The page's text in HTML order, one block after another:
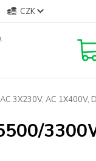
CZK
3X230V, AC 1X400V,